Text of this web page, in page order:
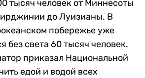
тысяч человек от Миннесоты
до Луизианы. В
побережье уже
без света 60 тысяч человек.
приказал Национальной
едой и водой всех